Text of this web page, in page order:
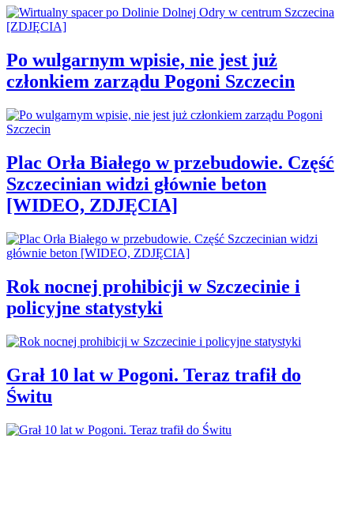
Po wulgarnym wpisie, nie jest już
członkiem zarządu Pogoni Szczecin
Plac Orła Białego w przebudowie. Część
Szczecinian widzi głównie beton
[WIDEO, ZDJĘCIA]
Rok nocnej prohibicji w Szczecinie i
policyjne statystyki
Grał 10 lat w Pogoni. Teraz trafił do
Świtu